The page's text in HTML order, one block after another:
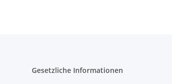
Gesetzliche Informationen